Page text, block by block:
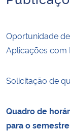
Oportunidade
Aplicações com
Solicitação de
Quadro de
para o